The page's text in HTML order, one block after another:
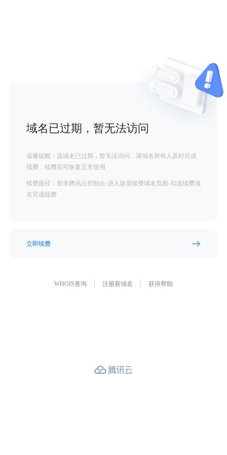
域名已过期，暂无法访问
温馨提醒：该域名已过期，暂无法访问，请域名所有人及时完成
续费，续费后可恢复正常使用
续费路径：登录腾讯云控制台-进入急需续费域名页面-勾选续费域
名完成续费
立即续费
WHOIS查询 注册新域名 获得帮助